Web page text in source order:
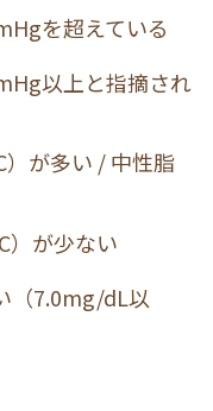
を超えている
以上と指摘され
が多い / 中性脂
）が少ない
（7.0mg/dL以